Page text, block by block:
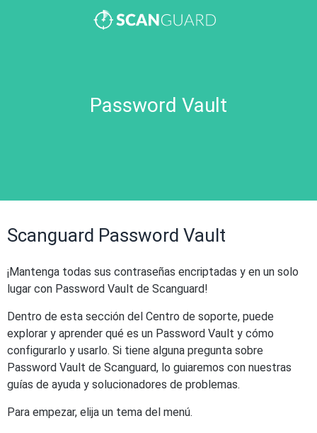
Password Vault
Scanguard Password Vault
¡Mantenga todas sus contraseñas encriptadas y en un solo
lugar con Password Vault de Scanguard!
Dentro de esta sección del Centro de soporte, puede
explorar y aprender qué es un Password Vault y cómo
configurarlo y usarlo. Si tiene alguna pregunta sobre
Password Vault de Scanguard, lo guiaremos con nuestras
guías de ayuda y solucionadores de problemas.
Para empezar, elija un tema del menú.